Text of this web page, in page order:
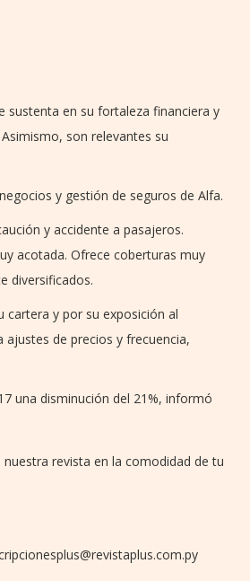
sustenta en su fortaleza financiera y
son relevantes su
y gestión de seguros de Alfa.
y accidente a pasajeros.
acotada. Ofrece coberturas muy
diversificados.
cartera y por su exposición al
de precios y frecuencia,
una disminución del 21%, informó
revista en la comodidad de tu